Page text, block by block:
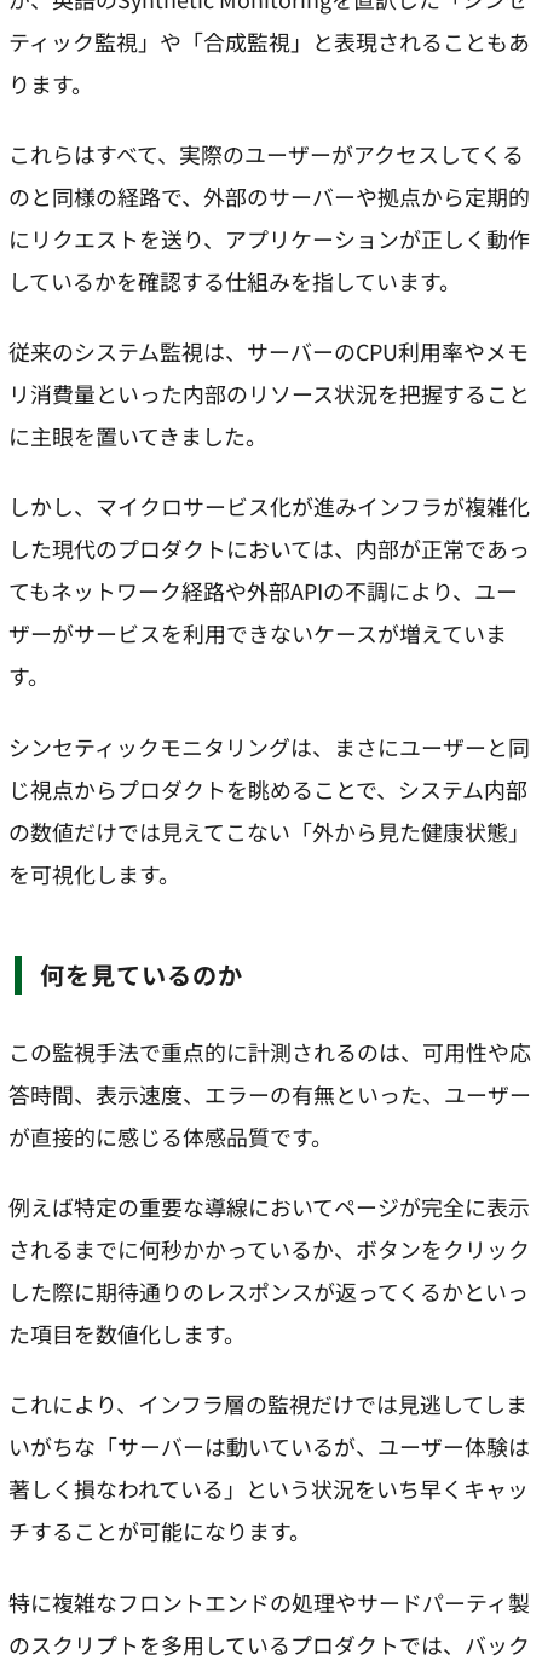
ティック監視」や「合成監視」と表現されることもあ
ります。
これらはすべて、実際のユーザーがアクセスしてくる
のと同様の経路で、外部のサーバーや拠点から定期的
にリクエストを送り、アプリケーションが正しく動作
しているかを確認する仕組みを指しています。
従来のシステム監視は、サーバーのCPU利用率やメモ
リ消費量といった内部のリソース状況を把握すること
に主眼を置いてきました。
しかし、マイクロサービス化が進みインフラが複雑化
した現代のプロダクトにおいては、内部が正常であっ
てもネットワーク経路や外部APIの不調により、ユー
ザーがサービスを利用できないケースが増えていま
す。
シンセティックモニタリングは、まさにユーザーと同
じ視点からプロダクトを眺めることで、システム内部
の数値だけでは見えてこない「外から見た健康状態」
を可視化します。
何を見ているのか
この監視手法で重点的に計測されるのは、可用性や応
答時間、表示速度、エラーの有無といった、ユーザー
が直接的に感じる体感品質です。
例えば特定の重要な導線においてページが完全に表示
されるまでに何秒かかっているか、ボタンをクリック
した際に期待通りのレスポンスが返ってくるかといっ
た項目を数値化します。
これにより、インフラ層の監視だけでは見逃してしま
いがちな「サーバーは動いているが、ユーザー体験は
著しく損なわれている」という状況をいち早くキャッ
チすることが可能になります。
特に複雑なフロントエンドの処理やサードパーティ製
のスクリプトを多用しているプロダクトでは、バック